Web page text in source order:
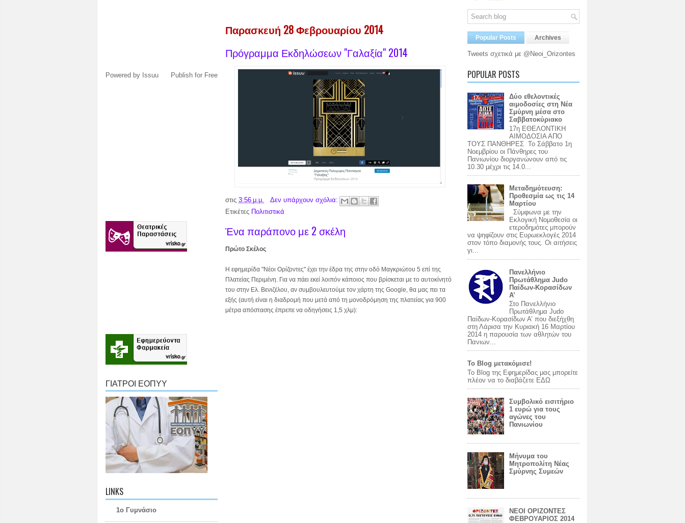
Powered by Issuu Publish for Free
ΓΙΑΤΡΟΙ ΕΟΠΥΥ
LINKS
1ο Γυμνάσιο
Παρασκευή 28 Φεβρουαρίου 2014
Πρόγραμμα Εκδηλώσεων "Γαλαξία" 2014
στις 3:56 μ.μ.
Δεν υπάρχουν σχόλια:
Ετικέτες Πολιτιστικά
Ένα παράπονο με 2 σκέλη
Πρώτο Σκέλος
Η εφημερίδα "Νέοι Ορίζοντες" έχει την έδρα της στην οδό Μαγκριώτου 5 επί της
Πλατείας Περιμένη. Για να πάει εκεί λοιπόν κάποιος που βρίσκεται με το αυτοκίνητό
του στην Ελ. Βενιζέλου, αν συμβουλευτούμε τον χάρτη της Google, θα μας πει τα
εξής (αυτή είναι η διαδρομή που μετά από τη μονοδρόμηση της πλατείας για 900
μέτρα απόστασης έπρεπε να οδηγήσεις 1,5 χλμ):
Popular Posts Archives
Tweets σχετικά με @Neoi_Orizontes
POPULAR POSTS
Δύο εθελοντικές
αιμοδοσίες στη Νέα
Σμύρνη μέσα στο
Σαββατοκύριακο
17η ΕΘΕΛΟΝΤΙΚΗ
ΑΙΜΟΔΟΣΙΑ ΑΠΟ
ΤΟΥΣ ΠΑΝΘΗΡΕΣ Το Σάββατο 1η
Νοεμβρίου οι Πάνθηρες του
Πανιωνίου διοργανώνουν από τις
10.30 μέχρι τις 14.0...
Μεταδημότευση:
Προθεσμία ως τις 14
Μαρτίου
Σύμφωνα με την
Εκλογική Νομοθεσία οι
ετεροδημότες μπορούν
να ψηφίζουν στις Ευρωεκλογές 2014
στον τόπο διαμονής τους. Οι αιτήσεις
γι...
Πανελλήνιο
Πρωτάθλημα Judo
Παίδων-Κορασίδων
Α’
Στο Πανελλήνιο
Πρωτάθλημα Judo
Παίδων-Κορασίδων Α’ που διεξήχθη
στη Λάρισα την Κυριακή 16 Μαρτίου
2014 η παρουσία των αθλητών του
Πανιων...
Το Blog μετακόμισε!
Το Blog της Εφημερίδας μας μπορείτε
πλέον να το διαβάζετε ΕΔΩ
Συμβολικό εισιτήριο
1 ευρώ για τους
αγώνες του
Πανιωνίου
Mήνυμα του
Μητροπολίτη Νέας
Σμύρνης Συμεών
ΝΕΟΙ ΟΡΙΖΟΝΤΕΣ
ΦΕΒΡΟΥΑΡΙΟΣ 2014